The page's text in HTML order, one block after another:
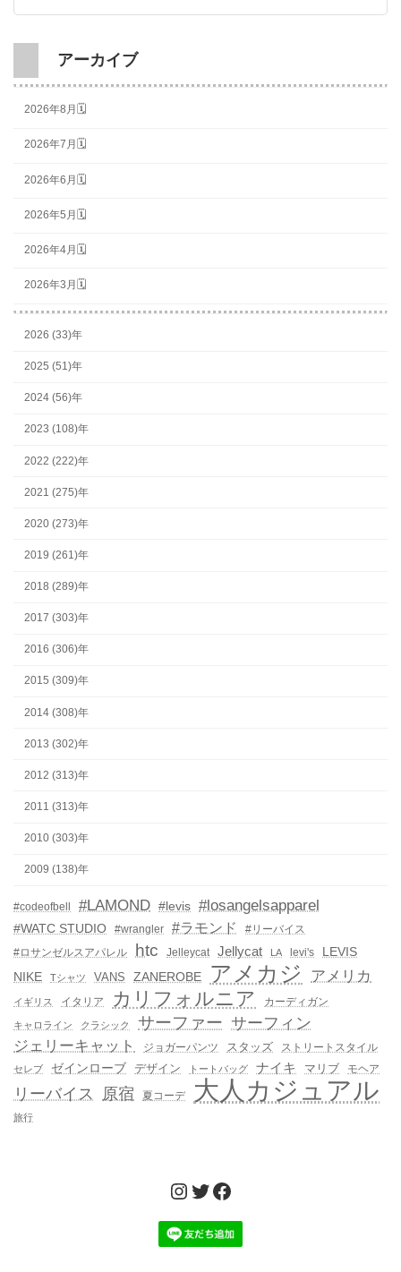
アーカイブ
2026年8月🗓
2026年7月🗓
2026年6月🗓
2026年5月🗓
2026年4月🗓
2026年3月🗓
2026 (33)年
2025 (51)年
2024 (56)年
2023 (108)年
2022 (222)年
2021 (275)年
2020 (273)年
2019 (261)年
2018 (289)年
2017 (303)年
2016 (306)年
2015 (309)年
2014 (308)年
2013 (302)年
2012 (313)年
2011 (313)年
2010 (303)年
2009 (138)年
#codeofbell #LAMOND #levis #losangelsapparel
#WATC STUDIO #wrangler #ラモンド
#リーバイス
#ロサンゼルスアパレル
htc Jelleycat Jellycat LA levi's
LEVIS
NIKE
Tシャツ VANS ZANEROBE アメカジ アメリカ
イギリス イタリア カリフォルニア カーディガン
キャロライン クラシック サーファー サーフィン
ジェリーキャット
ジョガーパンツ スタッズ ストリートスタイル
セレブ ゼインローブ デザイン トートバッグ ナイキ マリブ モヘア
リーバイス 原宿 夏コーデ 大人カジュアル
旅行
Instagram
Twitter
Facebook